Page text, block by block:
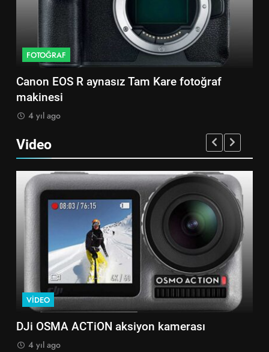
Tam Kare fotoğraf
FOTOĞRAF
Sony A7S2
Video
VIDEO
DJi OSMA ACTiON aksiyon kamerası
4 yıl ago